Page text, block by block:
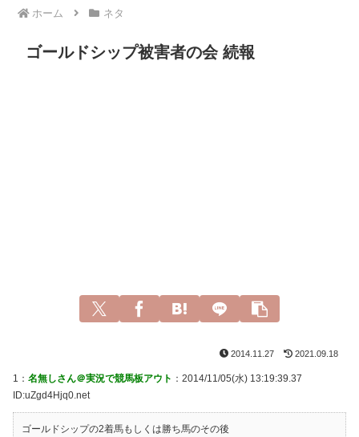
ホーム ネタ
ゴールドシップ被害者の会 続報
2014.11.27 2021.09.18
1： 名無しさん＠実況で競馬板アウト ：2014/11/05(水) 13:19:39.37
ID:uZgd4Hjq0.net
ゴールドシップの2着馬もしくは勝ち馬のその後